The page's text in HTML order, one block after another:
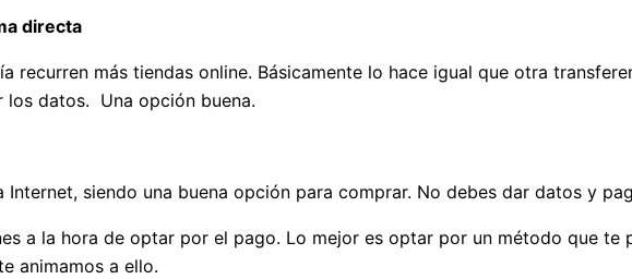
directa
recurren más tiendas online. Básicamente lo hace igual que otra
los datos. Una opción buena.
Internet, siendo una buena opción para comprar. No debes dar datos y
a la hora de optar por el pago. Lo mejor es optar por un método que
animamos a ello.